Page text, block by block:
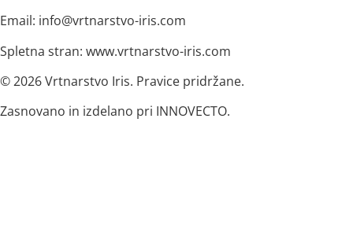
Email: info@vrtnarstvo-iris.com
Spletna stran: www.vrtnarstvo-iris.com
© 2026 Vrtnarstvo Iris. Pravice pridržane.
Zasnovano in izdelano pri INNOVECTO.